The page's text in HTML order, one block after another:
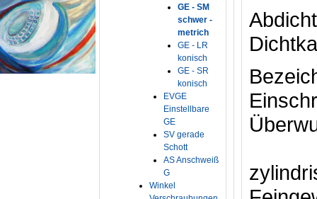
GE - SM
schwer -
metrich
GE - LR
konisch
GE - SR
konisch
EVGE
Einstellbare
GE
SV gerade
Schott
AS Anschweiß
G
Winkel